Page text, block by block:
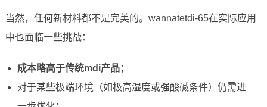
当然，任何新材料都不是完美的。wannatetdi-65在实际应用
中也面临一些挑战：
成本略高于传统mdi产品；
对于某些极端环境（如极高湿度或强酸碱条件）仍需进